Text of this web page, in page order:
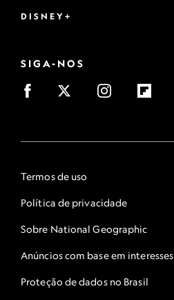
DISNEY+
SIGA-NOS
Termos de uso
Política de privacidade
Sobre National Geographic
Anúncios com base em interesses
Proteção de dados no Brasil